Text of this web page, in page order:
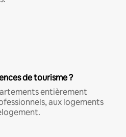
de tourisme ?
entièrement
aux logements